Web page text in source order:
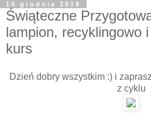
10 grudnia 2018
Świąteczne
lampion, recyklingowo
kurs
Dzień dobry wszystkim :) i
z cyklu